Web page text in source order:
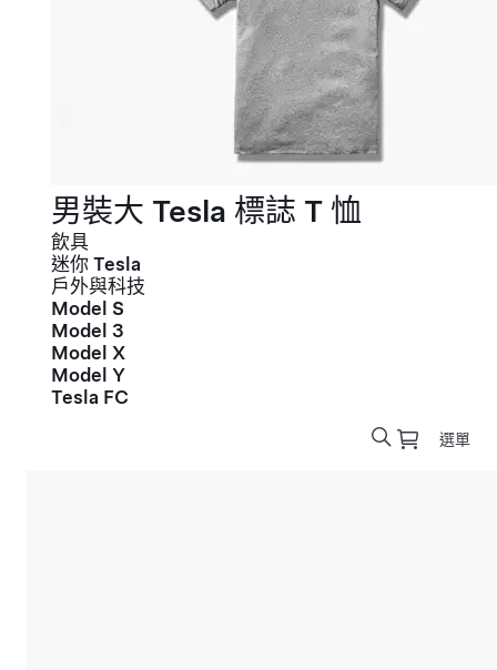
男裝大 Tesla 標誌 T 恤
飲具
迷你 Tesla
戶外與科技
Model S
Model 3
Model X
Model Y
Tesla FC
選單